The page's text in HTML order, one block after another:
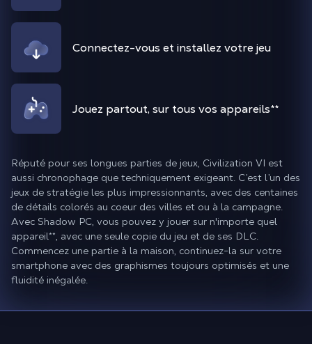
Connectez-vous et installez votre jeu
Jouez partout, sur tous vos appareils**
Réputé pour ses longues parties de jeux, Civilization VI est
aussi chronophage que techniquement exigeant. C’est l’un des
jeux de stratégie les plus impressionnants, avec des centaines
de détails colorés au coeur des villes et ou à la campagne.
Avec Shadow PC, vous pouvez y jouer sur n'importe quel
appareil**, avec une seule copie du jeu et de ses DLC.
Commencez une partie à la maison, continuez-la sur votre
smartphone avec des graphismes toujours optimisés et une
fluidité inégalée.